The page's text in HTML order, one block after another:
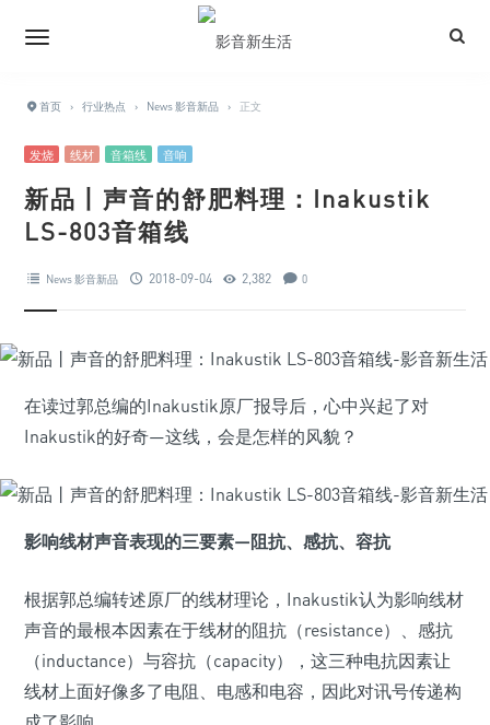
首页 › 行业热点 › News 影音新品 › 正文
发烧 线材 音箱线 音响
新品丨声音的舒肥料理：Inakustik
LS-803音箱线
News 影音新品 2018-09-04 2,382 0
在读过郭总编的Inakustik原厂报导后，心中兴起了对
Inakustik的好奇—这线，会是怎样的风貌？
影响线材声音表现的三要素—阻抗、感抗、容抗
根据郭总编转述原厂的线材理论，Inakustik认为影响线材
声音的最根本因素在于线材的阻抗（resistance）、感抗
（inductance）与容抗（capacity），这三种电抗因素让
线材上面好像多了电阻、电感和电容，因此对讯号传递构